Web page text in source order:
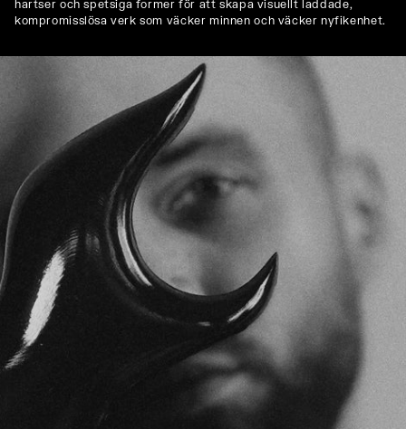
hartser och spetsiga former för att skapa visuellt laddade,
kompromisslösa verk som väcker minnen och väcker nyfikenhet.